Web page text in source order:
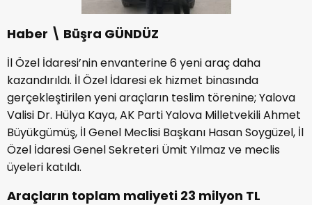
Haber \ Büşra GÜNDÜZ
İl Özel İdaresi’nin envanterine 6 yeni araç daha
kazandırıldı. İl Özel İdaresi ek hizmet binasında
gerçekleştirilen yeni araçların teslim törenine; Yalova
Valisi Dr. Hülya Kaya, AK Parti Yalova Milletvekili Ahmet
Büyükgümüş, İl Genel Meclisi Başkanı Hasan Soygüzel, İl
Özel İdaresi Genel Sekreteri Ümit Yılmaz ve meclis
üyeleri katıldı.
Araçların toplam maliyeti 23 milyon TL